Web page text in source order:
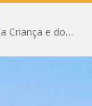
Eleição do Conselho Municipal dos Direitos da Criança e do Adolescente CMDCA 2026